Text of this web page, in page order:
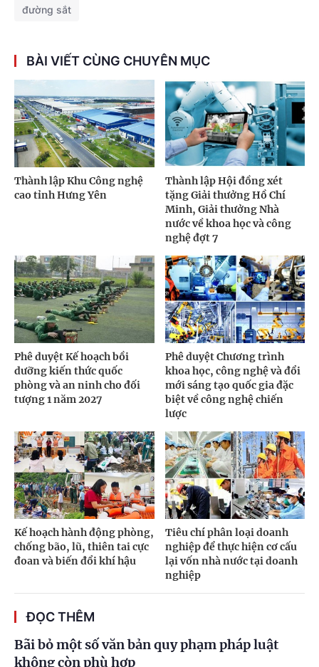
đường sắt
BÀI VIẾT CÙNG CHUYÊN MỤC
Thành lập Khu Công nghệ
cao tỉnh Hưng Yên
Thành lập Hội đồng xét
tặng Giải thưởng Hồ Chí
Minh, Giải thưởng Nhà
nước về khoa học và công
nghệ đợt 7
Phê duyệt Kế hoạch bồi
dưỡng kiến thức quốc
phòng và an ninh cho đối
tượng 1 năm 2027
Phê duyệt Chương trình
khoa học, công nghệ và đổi
mới sáng tạo quốc gia đặc
biệt về công nghệ chiến
lược
Kế hoạch hành động phòng,
chống bão, lũ, thiên tai cực
đoan và biến đổi khí hậu
Tiêu chí phân loại doanh
nghiệp để thực hiện cơ cấu
lại vốn nhà nước tại doanh
nghiệp
ĐỌC THÊM
Bãi bỏ một số văn bản quy phạm pháp luật
không còn phù hợp